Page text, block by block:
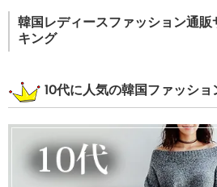
韓国レディースファッション通
キング
10代に人気の韓国ファッショ